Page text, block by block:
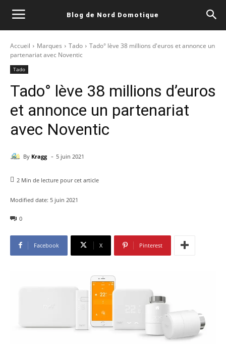
Blog de Nord Domotique
Accueil Marques Tado
Tado° lève 38 millions d'euros et annonce un
partenariat avec Noventic
Tado
Tado° lève 38 millions d’euros
et annonce un partenariat
avec Noventic
By Kragg - 5 juin 2021
2 Min de lecture pour cet article
Modified date: 5 juin 2021
0
Facebook X Pinterest